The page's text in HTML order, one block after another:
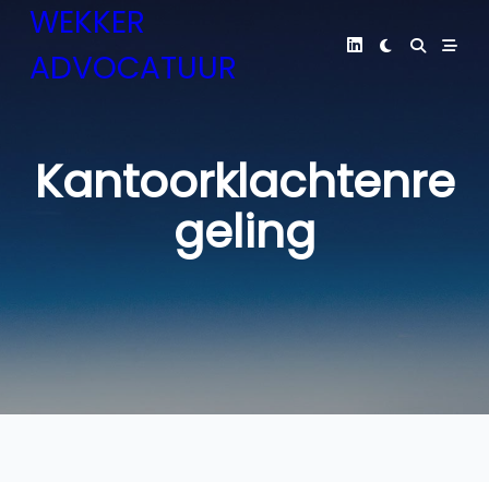
Skip
content
WEKKER
ADVOCATUUR
Kantoorklachtenre
geling